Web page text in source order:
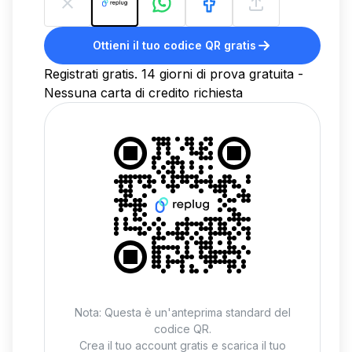
Ottieni il tuo codice QR gratis
Registrati gratis. 14 giorni di prova gratuita -
Nessuna carta di credito richiesta
Nota: Questa è un'anteprima standard del
codice QR.
Crea il tuo account gratis e scarica il tuo